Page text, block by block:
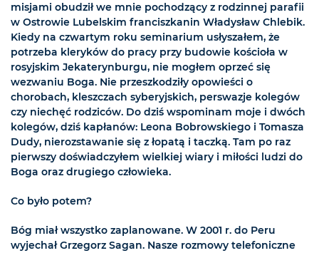
misjami obudził we mnie pochodzący z rodzinnej parafii
w Ostrowie Lubelskim franciszkanin Władysław Chlebik.
Kiedy na czwartym roku seminarium usłyszałem, że
potrzeba kleryków do pracy przy budowie kościoła w
rosyjskim Jekaterynburgu, nie mogłem oprzeć się
wezwaniu Boga. Nie przeszkodziły opowieści o
chorobach, kleszczach syberyjskich, perswazje kolegów
czy niechęć rodziców. Do dziś wspominam moje i dwóch
kolegów, dziś kapłanów: Leona Bobrowskiego i Tomasza
Dudy, nierozstawanie się z łopatą i taczką. Tam po raz
pierwszy doświadczyłem wielkiej wiary i miłości ludzi do
Boga oraz drugiego człowieka.
Co było potem?
Bóg miał wszystko zaplanowane. W 2001 r. do Peru
wyjechał Grzegorz Sagan. Nasze rozmowy telefoniczne